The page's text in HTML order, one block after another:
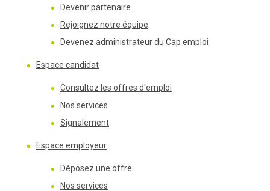
Devenir partenaire
Rejoignez notre équipe
Devenez administrateur du Cap emploi
Espace candidat
Consultez les offres d'emploi
Nos services
Signalement
Espace employeur
Déposez une offre
Nos services